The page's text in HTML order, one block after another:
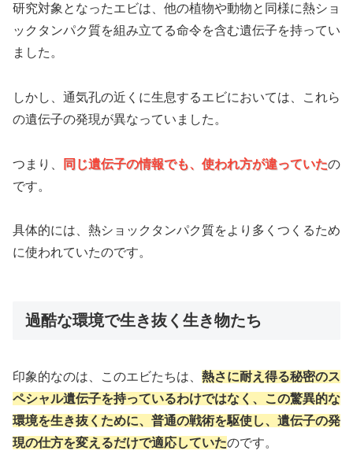
研究対象となったエビは、他の植物や動物と同様に熱ショ
ックタンパク質を組み立てる命令を含む遺伝子を持ってい
ました。
しかし、通気孔の近くに生息するエビにおいては、これら
の遺伝子の発現が異なっていました。
つまり、 同じ遺伝子の情報でも、使われ方が違っていたの
です。
具体的には、熱ショックタンパク質をより多くつくるため
に使われていたのです。
過酷な環境で生き抜く生き物たち
印象的なのは、このエビたちは、 熱さに耐え得る秘密のス
ペシャル遺伝子を持っているわけではなく、この驚異的な
環境を生き抜くために、普通の戦術を駆使し、遺伝子の発
現の仕方を変えるだけで適応していたのです。